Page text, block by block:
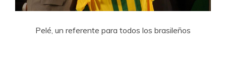
Pelé, un referente para todos los brasileños